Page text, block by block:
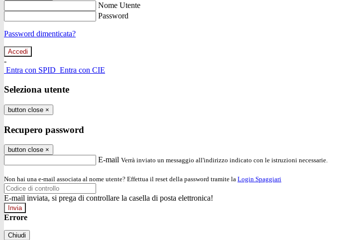
Nome Utente
Password
Password dimenticata?
-
Entra con SPID Entra con CIE
Seleziona utente
button close ×
Recupero password
button close ×
E-mail Verrà inviato un messaggio all'indirizzo indicato con le istruzioni necessarie.
Non hai una e-mail associata al nome utente? Effettua il reset della password tramite la Login Spaggiari
E-mail inviata, si prega di controllare la casella di posta elettronica!
Errore
Chiudi